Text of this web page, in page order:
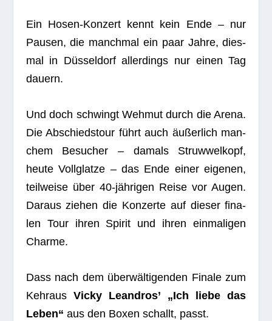
Ein Hosen-Kon­zert kennt kein Ende – nur
Pau­sen, die manch­mal ein paar Jahre, dies­
mal in Düs­sel­dorf aller­dings nur einen Tag
dauern.
Und doch schwingt Weh­mut durch die Arena.
Die Abschieds­tour führt auch äußer­lich man­
chem Besu­cher – damals Struw­wel­kopf,
heute Voll­glatze – das Ende einer eige­nen,
teil­weise über 40-jäh­ri­gen Reise vor Augen.
Dar­aus zie­hen die Kon­zerte auf die­ser fina­
len Tour ihren Spi­rit und ihren ein­ma­li­gen
Charme.
Dass nach dem über­wäl­ti­gen­den Finale zum
Kehr­aus Vicky Lean­dros’
„Ich liebe das
Leben“ aus den Boxen schallt, passt.